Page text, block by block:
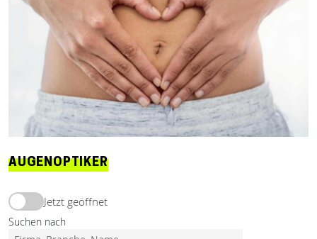
AUGENOPTIKER
Jetzt geöffnet
Suchen nach